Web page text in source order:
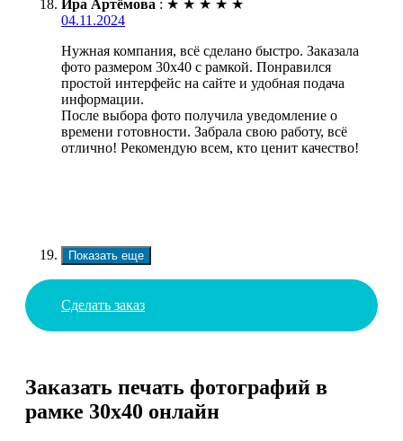
Ира Артёмова : ★ ★ ★ ★ ★
04.11.2024
Нужная компания, всё сделано быстро. Заказала
фото размером 30х40 с рамкой. Понравился
простой интерфейс на сайте и удобная подача
информации.
После выбора фото получила уведомление о
времени готовности. Забрала свою работу, всё
отлично! Рекомендую всем, кто ценит качество!
Показать еще
Сделать заказ
Заказать печать фотографий в
рамке 30х40 онлайн